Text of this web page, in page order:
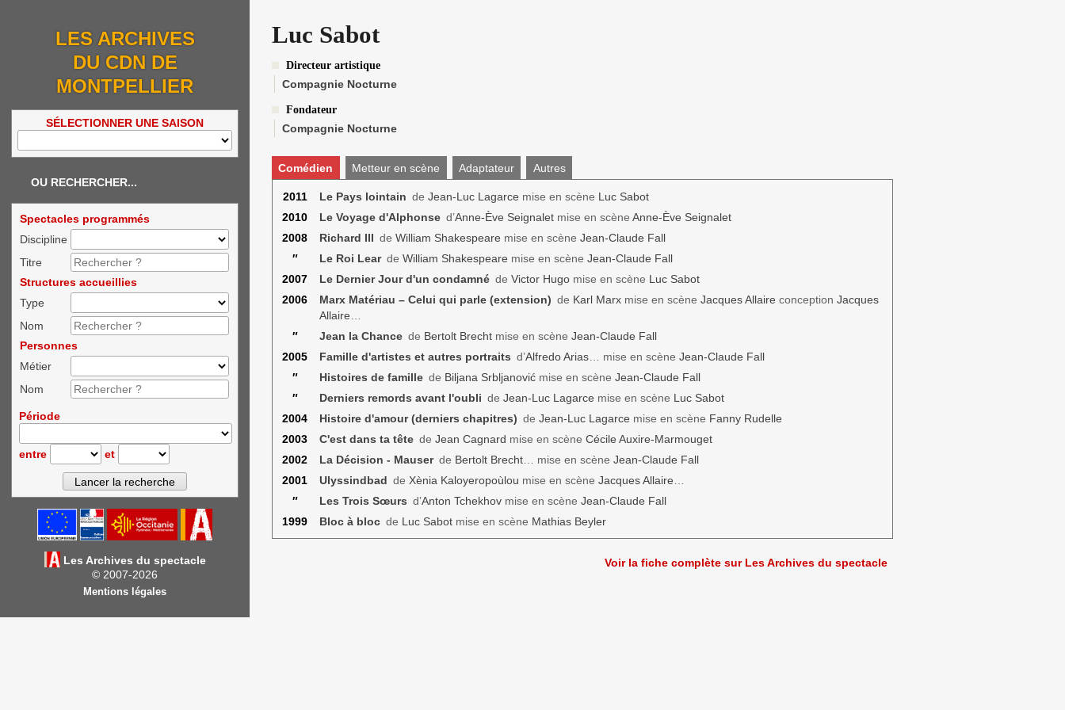
LES ARCHIVES
DU CDN DE
MONTPELLIER
SÉLECTIONNER UNE SAISON
OU RECHERCHER...
Spectacles programmés
Discipline
Titre
Structures accueillies
Type
Nom
Personnes
Métier
Nom
Période
entre et
Les Archives du spectacle
© 2007-2026
Mentions légales
Luc Sabot
Directeur artistique
Compagnie Nocturne
Fondateur
Compagnie Nocturne
Comédien Metteur en scène Adaptateur Autres
2011 Le Pays lointain de Jean-Luc Lagarce mise en scène Luc Sabot
2010
Le Voyage d'Alphonsed’Anne-Ève Seignaletmise en scène Anne-Ève Seignalet
2008
Richard III de William Shakespeare mise en scène Jean-Claude Fall
″
Le Roi Learde William Shakespeare mise en scène Jean-Claude Fall
2007
Le Dernier Jour d'un condamnéde Victor Hugomise en scène Luc Sabot
2006
Marx Matériau – Celui qui parle (extension) de Karl Marxmise en scène Jacques Allaire conception Jacques
Allaire…
″
Jean la Chancede Bertolt Brechtmise en scène Jean-Claude Fall
2005
Famille d'artistes et autres portraits d’Alfredo Arias… mise en scène Jean-Claude Fall
″
Histoires de famillede Biljana Srbljanovićmise en scène Jean-Claude Fall
″
Derniers remords avant l'oubli de Jean-Luc Lagarce mise en scène Luc Sabot
2004
Histoire d'amour (derniers chapitres) de Jean-Luc Lagarce mise en scène Fanny Rudelle
2003
C'est dans ta têtede Jean Cagnard mise en scène Cécile Auxire-Marmouget
2002
La Décision - Mauserde Bertolt Brecht… mise en scène Jean-Claude Fall
2001
Ulyssindbad de Xènia Kaloyeropoùlou mise en scène Jacques Allaire…
″
Les Trois Sœurs d’Anton Tchekhovmise en scène Jean-Claude Fall
1999
Bloc à blocde Luc Sabotmise en scène Mathias Beyler
Voir la fiche complète sur Les Archives du spectacle